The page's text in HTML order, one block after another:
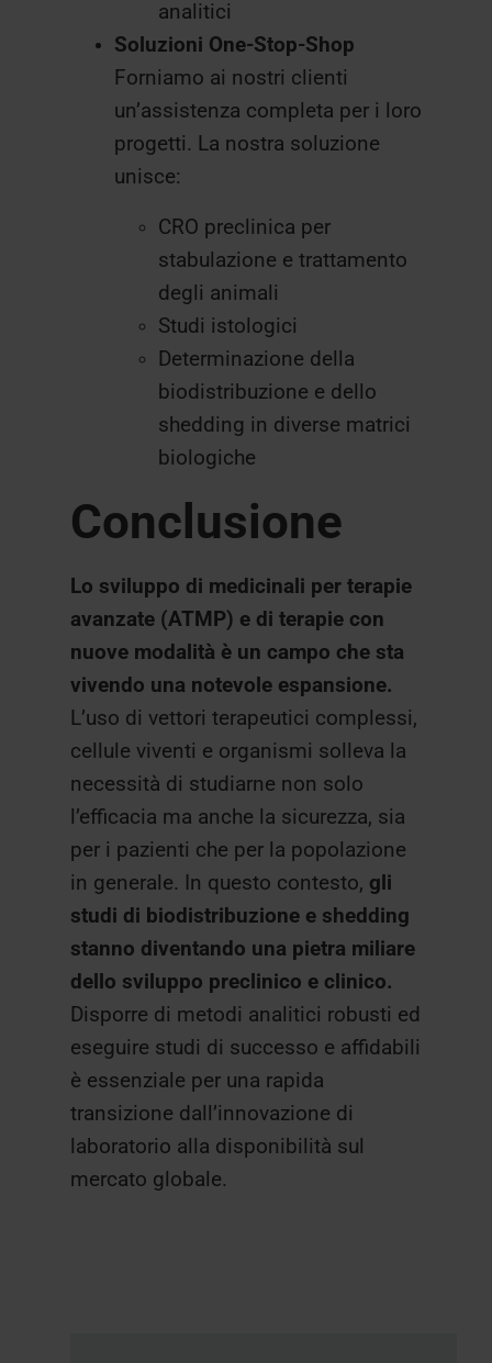
analitici
Soluzioni One-Stop-Shop
Forniamo ai nostri clienti
un’assistenza completa per i loro
progetti. La nostra soluzione
unisce:
CRO preclinica per
stabulazione e trattamento
degli animali
Studi istologici
Determinazione della
biodistribuzione e dello
shedding in diverse matrici
biologiche
Conclusione
Lo sviluppo di medicinali per terapie
avanzate (ATMP) e di terapie con
nuove modalità è un campo che sta
vivendo una notevole espansione.
L’uso di vettori terapeutici complessi,
cellule viventi e organismi solleva la
necessità di studiarne non solo
l’efficacia ma anche la sicurezza, sia
per i pazienti che per la popolazione
in generale. In questo contesto, gli
studi di biodistribuzione e shedding
stanno diventando una pietra miliare
dello sviluppo preclinico e clinico.
Disporre di metodi analitici robusti ed
eseguire studi di successo e affidabili
è essenziale per una rapida
transizione dall’innovazione di
laboratorio alla disponibilità sul
mercato globale.